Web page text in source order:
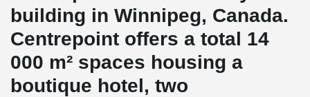
building in Winnipeg, Canada.
Centrepoint offers a total 14
000 m² spaces housing a
boutique hotel, two